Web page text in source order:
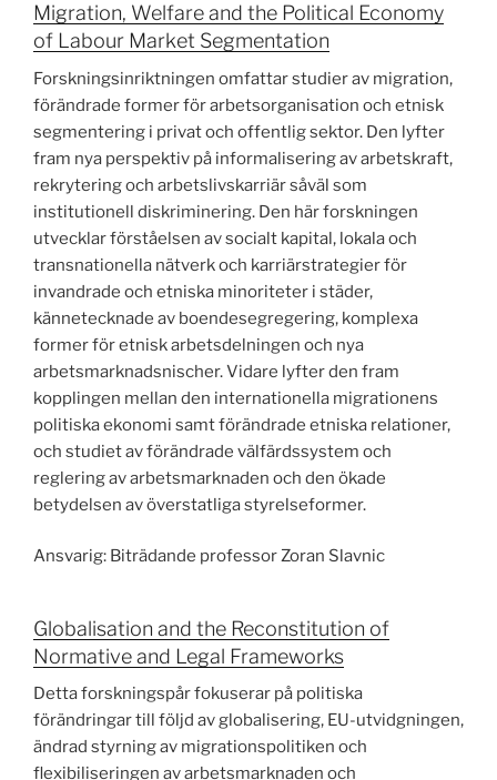
Migration, Welfare and the Political Economy
of Labour Market Segmentation
Forskningsinriktningen omfattar studier av migration,
förändrade former för arbetsorganisation och etnisk
segmentering i privat och offentlig sektor. Den lyfter
fram nya perspektiv på informalisering av arbetskraft,
rekrytering och arbetslivskarriär såväl som
institutionell diskriminering. Den här forskningen
utvecklar förståelsen av socialt kapital, lokala och
transnationella nätverk och karriärstrategier för
invandrade och etniska minoriteter i städer,
kännetecknade av boendesegregering, komplexa
former för etnisk arbetsdelningen och nya
arbetsmarknadsnischer. Vidare lyfter den fram
kopplingen mellan den internationella migrationens
politiska ekonomi samt förändrade etniska relationer,
och studiet av förändrade välfärdssystem och
reglering av arbetsmarknaden och den ökade
betydelsen av överstatliga styrelseformer.
Ansvarig: Biträdande professor Zoran Slavnic
Globalisation and the Reconstitution of
Normative and Legal Frameworks
Detta forskningspår fokuserar på politiska
förändringar till följd av globalisering, EU-utvidgningen,
ändrad styrning av migrationspolitiken och
flexibiliseringen av arbetsmarknaden och